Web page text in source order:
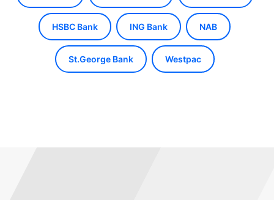
HSBC Bank ING Bank NAB
St.George Bank Westpac